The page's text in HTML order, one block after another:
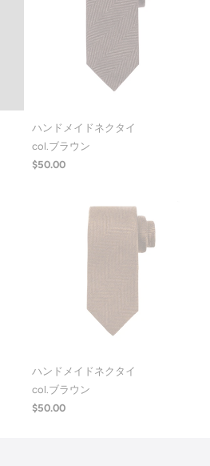
ハンドメイドネクタイ
col.ブラウン
$50.00
ハンドメイドネクタイ
col.ブラウン
$50.00